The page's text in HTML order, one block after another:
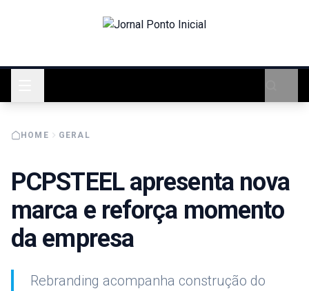
HOME GERAL
PCPSTEEL apresenta nova
marca e reforça momento
da empresa
Rebranding acompanha construção do